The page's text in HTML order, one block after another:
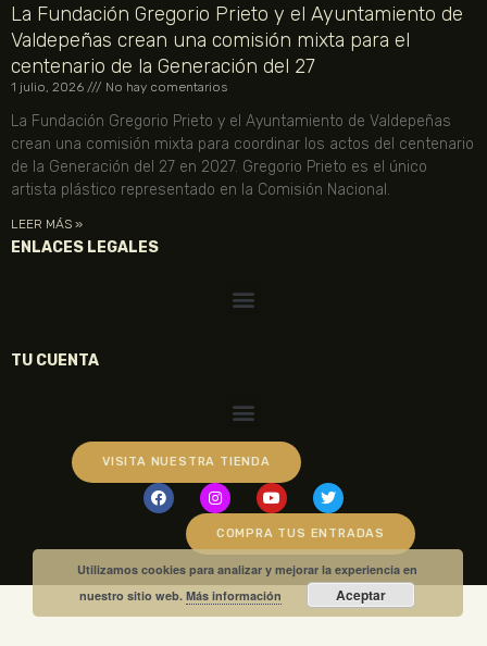
La Fundación Gregorio Prieto y el Ayuntamiento de
Valdepeñas crean una comisión mixta para el
centenario de la Generación del 27
1 julio, 2026 No hay comentarios
La Fundación Gregorio Prieto y el Ayuntamiento de Valdepeñas
crean una comisión mixta para coordinar los actos del centenario
de la Generación del 27 en 2027. Gregorio Prieto es el único
artista plástico representado en la Comisión Nacional.
LEER MÁS »
ENLACES LEGALES
TU CUENTA
VISITA NUESTRA TIENDA
COMPRA TUS ENTRADAS
Utilizamos cookies para analizar y mejorar la experiencia en
nuestro sitio web.Más información Aceptar